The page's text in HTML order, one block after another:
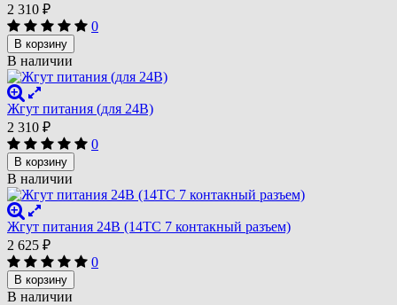
2 310 ₽
0
В корзину
В наличии
Жгут питания (для 24В)
2 310 ₽
0
В корзину
В наличии
Жгут питания 24В (14ТС 7 контакный разъем)
2 625 ₽
0
В корзину
В наличии